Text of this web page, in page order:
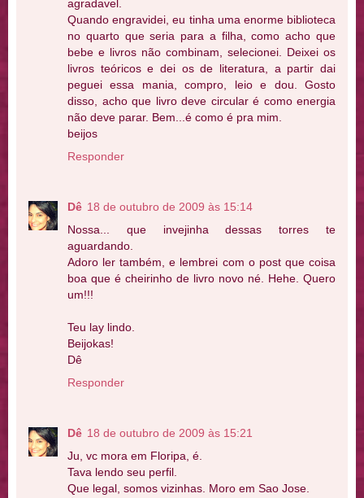
agradavel.
Quando engravidei, eu tinha uma enorme biblioteca
no quarto que seria para a filha, como acho que
bebe e livros não combinam, selecionei. Deixei os
livros teóricos e dei os de literatura, a partir dai
peguei essa mania, compro, leio e dou. Gosto
disso, acho que livro deve circular é como energia
não deve parar. Bem...é como é pra mim.
beijos
Responder
Dê 18 de outubro de 2009 às 15:14
Nossa... que invejinha dessas torres te
aguardando.
Adoro ler também, e lembrei com o post que coisa
boa que é cheirinho de livro novo né. Hehe. Quero
um!!!
Teu lay lindo.
Beijokas!
Dê
Responder
Dê 18 de outubro de 2009 às 15:21
Ju, vc mora em Floripa, é.
Tava lendo seu perfil.
Que legal, somos vizinhas. Moro em Sao Jose.